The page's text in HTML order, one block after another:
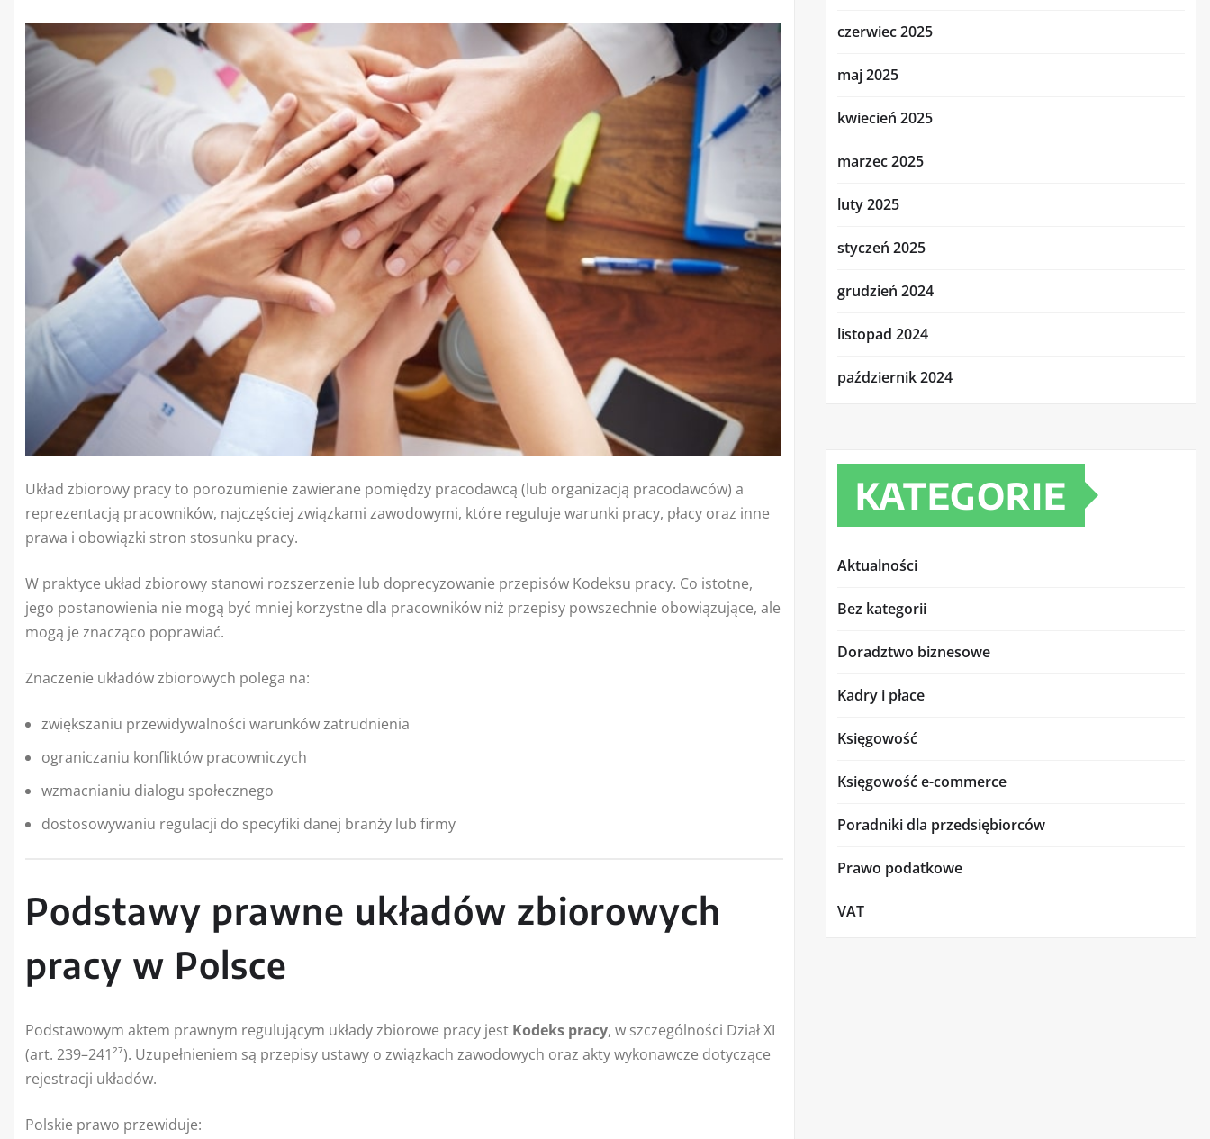
Układ zbiorowy pracy to porozumienie zawierane pomiędzy pracodawcą (lub organizacją pracodawców) a
reprezentacją pracowników, najczęściej związkami zawodowymi, które reguluje warunki pracy, płacy oraz inne
prawa i obowiązki stron stosunku pracy.
W praktyce układ zbiorowy stanowi rozszerzenie lub doprecyzowanie przepisów Kodeksu pracy. Co istotne,
jego postanowienia nie mogą być mniej korzystne dla pracowników niż przepisy powszechnie obowiązujące, ale
mogą je znacząco poprawiać.
Znaczenie układów zbiorowych polega na:
zwiększaniu przewidywalności warunków zatrudnienia
ograniczaniu konfliktów pracowniczych
wzmacnianiu dialogu społecznego
dostosowywaniu regulacji do specyfiki danej branży lub firmy
Podstawy prawne układów zbiorowych
pracy w Polsce
Podstawowym aktem prawnym regulującym układy zbiorowe pracy jest Kodeks pracy, w szczególności Dział XI
(art. 239–241²⁷). Uzupełnieniem są przepisy ustawy o związkach zawodowych oraz akty wykonawcze dotyczące
rejestracji układów.
Polskie prawo przewiduje:
czerwiec 2025
maj 2025
kwiecień 2025
marzec 2025
luty 2025
styczeń 2025
grudzień 2024
listopad 2024
październik 2024
KATEGORIE
Aktualności
Bez kategorii
Doradztwo biznesowe
Kadry i płace
Księgowość
Księgowość e-commerce
Poradniki dla przedsiębiorców
Prawo podatkowe
VAT